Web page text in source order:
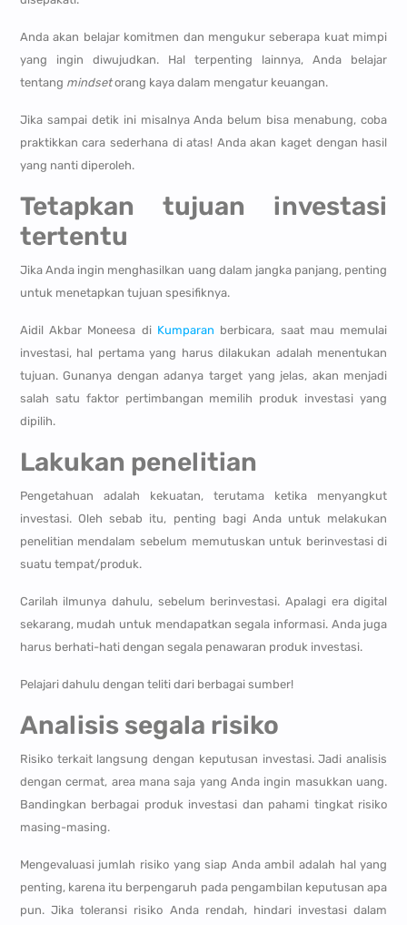
Anda akan belajar komitmen dan mengukur seberapa kuat mimpi
yang ingin diwujudkan. Hal terpenting lainnya, Anda belajar
tentang mindsetorang kaya dalam mengatur keuangan.
Jika sampai detik ini misalnya Anda belum bisa menabung, coba
praktikkan cara sederhana di atas! Anda akan kaget dengan hasil
yang nanti diperoleh.
Tetapkan tujuan investasi
tertentu
Jika Anda ingin menghasilkan uang dalam jangka panjang, penting
untuk menetapkan tujuan spesifiknya.
Aidil Akbar Moneesa di Kumparan berbicara, saat mau memulai
investasi, hal pertama yang harus dilakukan adalah menentukan
tujuan. Gunanya dengan adanya target yang jelas, akan menjadi
salah satu faktor pertimbangan memilih produk investasi yang
dipilih.
Lakukan penelitian
Pengetahuan adalah kekuatan, terutama ketika menyangkut
investasi. Oleh sebab itu, penting bagi Anda untuk melakukan
penelitian mendalam sebelum memutuskan untuk berinvestasi di
suatu tempat/produk.
Carilah ilmunya dahulu, sebelum berinvestasi. Apalagi era digital
sekarang, mudah untuk mendapatkan segala informasi. Anda juga
harus berhati-hati dengan segala penawaran produk investasi.
Pelajari dahulu dengan teliti dari berbagai sumber!
Analisis segala risiko
Risiko terkait langsung dengan keputusan investasi. Jadi analisis
dengan cermat, area mana saja yang Anda ingin masukkan uang.
Bandingkan berbagai produk investasi dan pahami tingkat risiko
masing-masing.
Mengevaluasi jumlah risiko yang siap Anda ambil adalah hal yang
penting, karena itu berpengaruh pada pengambilan keputusan apa
pun. Jika toleransi risiko Anda rendah, hindari investasi dalam